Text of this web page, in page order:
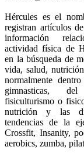
Hércules es el
registran artículos
información
actividad física de
en la búsqueda de
vida, salud,
normalmente
gimnasticas,
fisiculturismo o
nutrición y las
tendencias de la
Crossfit, Insanity,
aerobics, zumba,